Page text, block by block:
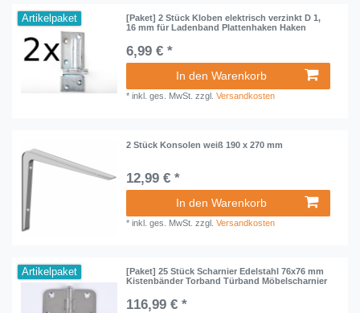
Artikelpaket
[Paket] 2 Stück Kloben elektrisch verzinkt D 1,
16 mm für Ladenband Plattenhaken Haken
6,99 € *
In den Warenkorb
*inkl. ges. MwSt. zzgl.Versandkosten
2 Stück Konsolen weiß 190 x 270 mm
12,99 € *
In den Warenkorb
*inkl. ges. MwSt. zzgl.Versandkosten
Artikelpaket
[Paket] 25 Stück Scharnier Edelstahl 76x76 mm
Kistenbänder Torband Türband Möbelscharnier
116,99 € *